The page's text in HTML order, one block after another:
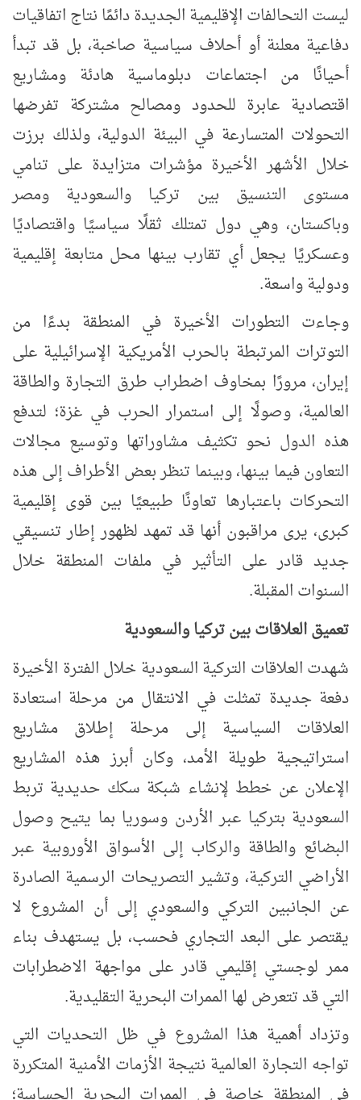
ليست التحالفات الإقليمية الجديدة دائمًا نتاج اتفاقيات
دفاعية معلنة أو أحلاف سياسية صاخبة، بل قد تبدأ
أحيانًا من اجتماعات دبلوماسية هادئة ومشاريع
اقتصادية عابرة للحدود ومصالح مشتركة تفرضها
التحولات المتسارعة في البيئة الدولية، ولذلك برزت
خلال الأشهر الأخيرة مؤشرات متزايدة على تنامي
مستوى التنسيق بين تركيا والسعودية ومصر
وباكستان، وهي دول تمتلك ثقلًا سياسيًا واقتصاديًا
وعسكريًا يجعل أي تقارب بينها محل متابعة إقليمية
ودولية واسعة.
وجاءت التطورات الأخيرة في المنطقة بدءًا من
التوترات المرتبطة بالحرب الأمريكية الإسرائيلية على
إيران، مرورًا بمخاوف اضطراب طرق التجارة والطاقة
العالمية، وصولًا إلى استمرار الحرب في غزة؛ لتدفع
هذه الدول نحو تكثيف مشاوراتها وتوسيع مجالات
التعاون فيما بينها، وبينما تنظر بعض الأطراف إلى هذه
التحركات باعتبارها تعاونًا طبيعيًا بين قوى إقليمية
كبرى، يرى مراقبون أنها قد تمهد لظهور إطار تنسيقي
جديد قادر على التأثير في ملفات المنطقة خلال
السنوات المقبلة.
تعميق العلاقات بين تركيا والسعودية
شهدت العلاقات التركية السعودية خلال الفترة الأخيرة
دفعة جديدة تمثلت في الانتقال من مرحلة استعادة
العلاقات السياسية إلى مرحلة إطلاق مشاريع
استراتيجية طويلة الأمد، وكان أبرز هذه المشاريع
الإعلان عن خطط لإنشاء شبكة سكك حديدية تربط
السعودية بتركيا عبر الأردن وسوريا بما يتيح وصول
البضائع والطاقة والركاب إلى الأسواق الأوروبية عبر
الأراضي التركية، وتشير التصريحات الرسمية الصادرة
عن الجانبين التركي والسعودي إلى أن المشروع لا
يقتصر على البعد التجاري فحسب، بل يستهدف بناء
ممر لوجستي إقليمي قادر على مواجهة الاضطرابات
التي قد تتعرض لها الممرات البحرية التقليدية.
وتزداد أهمية هذا المشروع في ظل التحديات التي
تواجه التجارة العالمية نتيجة الأزمات الأمنية المتكررة